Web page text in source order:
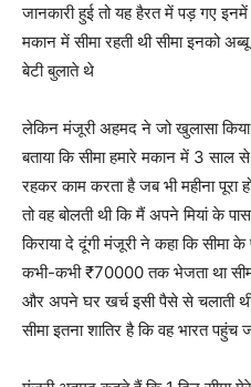
जानकारी हुई तो यह हैरत में पड़ गए
मकान में सीमा रहती थी सीमा इनको
बेटी बुलाते थे
लेकिन मंजूरी अहमद ने जो खुलासा
बताया कि सीमा हमारे मकान में 3
रहकर काम करता है जब भी महीना पूरा
तो वह बोलती थी कि मैं अपने मियां के
किराया दे दूंगी मंजूरी ने कहा कि सीमा
कभी-कभी ₹70000 तक भेजता था
और अपने घर खर्च इसी पैसे से चलाती
सीमा इतना शातिर है कि वह भारत पहुंच